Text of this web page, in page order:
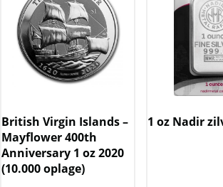
British Virgin Islands –
Mayflower 400th
Anniversary 1 oz 2020
(10.000 oplage)
1 oz Nadir